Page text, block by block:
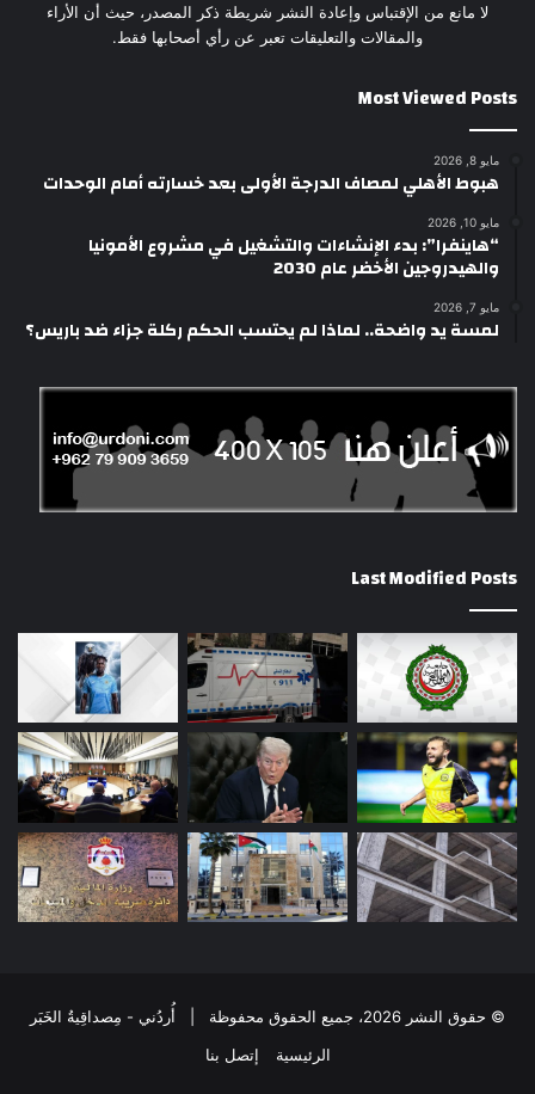
لا مانع من الإقتباس وإعادة النشر شريطة ذكر المصدر، حيث أن الأراء
والمقالات والتعليقات تعبر عن رأي أصحابها فقط.
Most Viewed Posts
مايو 8, 2026
هبوط الأهلي لمصاف الدرجة الأولى بعد خسارته أمام الوحدات
مايو 10, 2026
“هاينفرا”: بدء الإنشاءات والتشغيل في مشروع الأمونيا
والهيدروجين الأخضر عام 2030
مايو 7, 2026
لمسة يد واضحة.. لماذا لم يحتسب الحكم ركلة جزاء ضد باريس؟
Last Modified Posts
© حقوق النشر 2026، جميع الحقوق محفوظة | أُردُني - مِصداقِيةُ الخَبَر
الرئيسية
إتصل بنا